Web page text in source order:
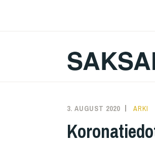
3. AUGUST 2020 KAREN
ARKI